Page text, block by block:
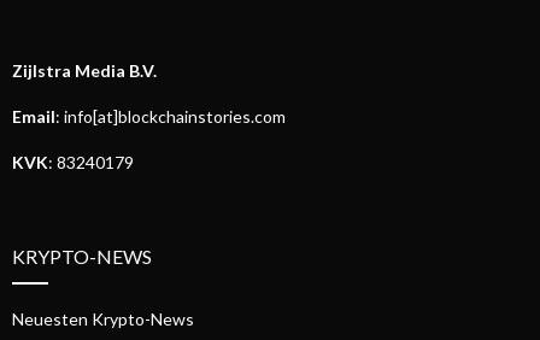
Zijlstra Media B.V.
Email: info[at]blockchainstories.com
KVK: 83240179
KRYPTO-NEWS
Neuesten Krypto-News